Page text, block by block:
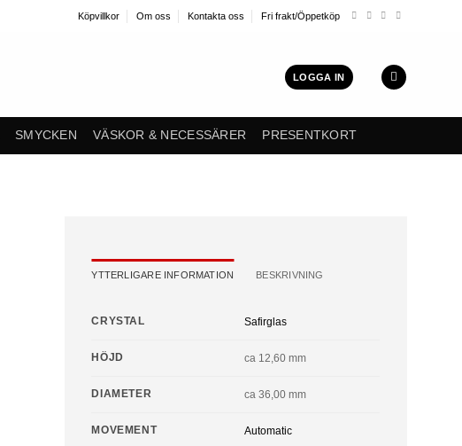
Köpvillkor Om oss Kontakta oss Fri frakt/Öppetköp
LOGGA IN
SMYCKEN VÄSKOR & NECESSÄRER PRESENTKORT
YTTERLIGARE INFORMATION BESKRIVNING
CRYSTAL Safirglas
HÖJD ca 12,60 mm
DIAMETER ca 36,00 mm
MOVEMENT Automatic